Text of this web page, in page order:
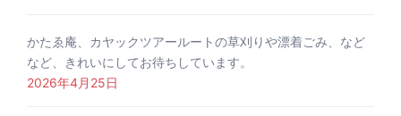
かたゑ庵、カヤックツアールートの草刈りや漂着ごみ、など
など、きれいにしてお待ちしています。
2026年4月25日